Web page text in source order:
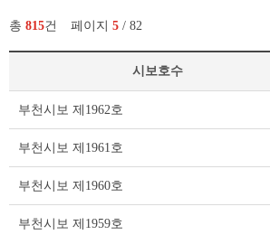
총 815건 페이지 5 / 82
스
트
테
시보호수
부천시보 제1962호
부천시보 제1961호
부천시보 제1960호
부천시보 제1959호